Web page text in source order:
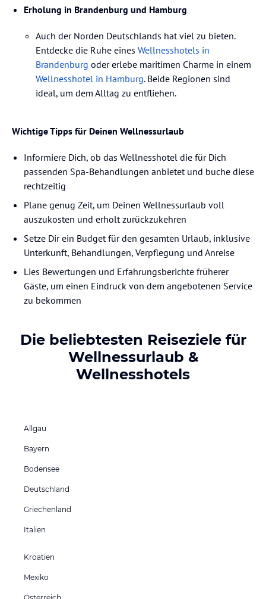
Erholung in Brandenburg und Hamburg
Auch der Norden Deutschlands hat viel zu bieten.
Entdecke die Ruhe eines Wellnesshotels in
Brandenburg oder erlebe maritimen Charme in einem
Wellnesshotel in Hamburg. Beide Regionen sind
ideal, um dem Alltag zu entfliehen.
Wichtige Tipps für Deinen Wellnessurlaub
Informiere Dich, ob das Wellnesshotel die für Dich
passenden Spa-Behandlungen anbietet und buche diese
rechtzeitig
Plane genug Zeit, um Deinen Wellnessurlaub voll
auszukosten und erholt zurückzukehren
Setze Dir ein Budget für den gesamten Urlaub, inklusive
Unterkunft, Behandlungen, Verpflegung und Anreise
Lies Bewertungen und Erfahrungsberichte früherer
Gäste, um einen Eindruck von dem angebotenen Service
zu bekommen
Die beliebtesten Reiseziele für
Wellnessurlaub &
Wellnesshotels
Allgäu
Bayern
Bodensee
Deutschland
Griechenland
Italien
Kroatien
Mexiko